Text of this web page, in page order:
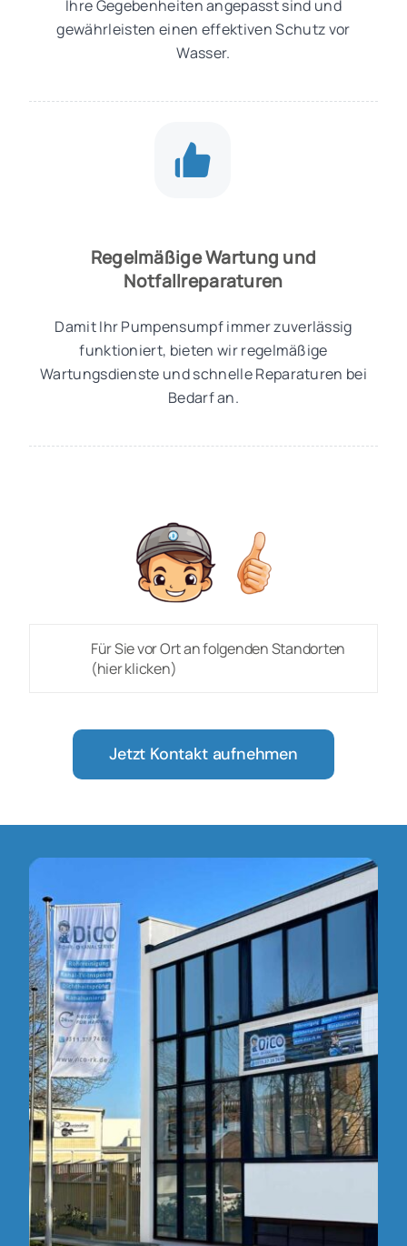
Ihre Gegebenheiten angepasst sind und
gewährleisten einen effektiven Schutz vor
Wasser.
Regelmäßige Wartung und
Notfallreparaturen
Damit Ihr Pumpensumpf immer zuverlässig
funktioniert, bieten wir regelmäßige
Wartungsdienste und schnelle Reparaturen bei
Bedarf an.
Für Sie vor Ort an folgenden Standorten
(hier klicken)
Jetzt Kontakt aufnehmen